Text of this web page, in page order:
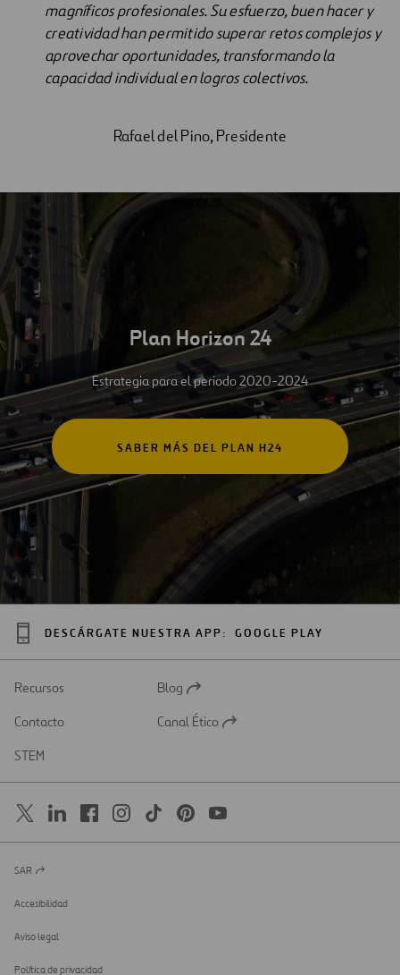
magníficos profesionales. Su esfuerzo, buen hacer y
creatividad han permitido superar retos complejos y
aprovechar oportunidades, transformando la
capacidad individual en logros colectivos.
Rafael del Pino, Presidente
Plan Horizon 24
Estrategia para el periodo 2020-2024
SABER MÁS DEL PLAN H24
DESCÁRGATE NUESTRA APP: GOOGLE PLAY
Recursos
Abrir
una
Blog
Contacto
Abrir
Canal Ético
STEM
Abrir
una
nueva
SAR
Accesibilidad
Aviso legal
Política de privacidad